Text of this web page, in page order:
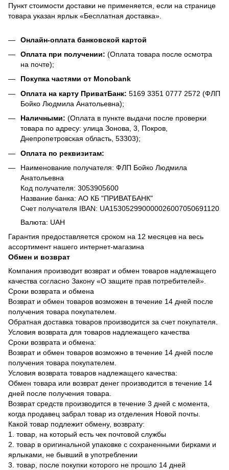
Пункт стоимости доставки не применяется, если на странице
товара указан ярлык «Бесплатная доставка».
Онлайн-оплата банковской картой
Оплата при получении: (Оплата товара после осмотра
на почте);
Покупка частями от Monobank
Оплата на карту ПриватБанк: 5169 3351 0777 2572 (ФЛП
Бойко Людмила Анатольевна);
Наличными: (Оплата в пункте выдачи после проверки
товара по адресу: улица Зонова, 3, Покров,
Днепропетровская область, 53303);
Оплата по реквизитам:
Наименование получателя: ФЛП Бойко Людмила
Анатольевна
Код получателя: 3053905600
Название банка: АО КБ "ПРИВАТБАНК"
Счет получателя IBAN: UA153052990000026007050691120
Валюта: UAH
Гарантия предоставляется сроком на 12 месяцев на весь
ассортимент нашего интернет-магазина
Обмен и возврат
Компания производит возврат и обмен товаров надлежащего
качества согласно Закону «О защите прав потребителей».
Сроки возврата и обмена
Возврат и обмен товаров возможен в течение 14 дней после
получения товара покупателем.
Обратная доставка товаров производится за счет покупателя.
Условия возврата для товаров надлежащего качества
Сроки возврата и обмена:
Возврат и обмен товаров возможно в течение 14 дней после
получения товара покупателем.
Условия возврата товаров надлежащего качества:
Обмен товара или возврат денег производится в течение 14
дней после получения товара.
Возврат средств производится в течение 3 дней с момента,
когда продавец забрал товар из отделения Новой почты.
Какой товар подлежит обмену, возврату:
1. товар, на который есть чек почтовой службы
2. товар в оригинальной упаковке с сохраненными бирками и
ярлыками, не бывший в употреблении
3. товар, после покупки которого не прошло 14 дней